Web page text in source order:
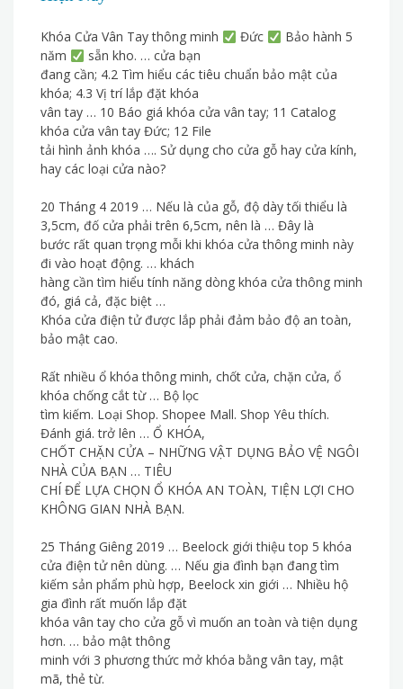
Khóa Cửa Vân Tay thông minh Đức
Bảo hành 5
năm
sẵn kho. … cửa bạn
đang cần; 4.2 Tìm hiểu các tiêu chuẩn bảo mật của
khóa; 4.3 Vị trí lắp đặt khóa
vân tay … 10 Báo giá khóa cửa vân tay; 11 Catalog
khóa cửa vân tay Đức; 12 File
tải hình ảnh khóa …. Sử dụng cho cửa gỗ hay cửa kính,
hay các loại cửa nào?
20 Tháng 4 2019 … Nếu là của gỗ, độ dày tối thiểu là
3,5cm, đố cửa phải trên 6,5cm, nên là … Đây là
bước rất quan trọng mỗi khi khóa cửa thông minh này
đi vào hoạt động. … khách
hàng cần tìm hiểu tính năng dòng khóa cửa thông minh
đó, giá cả, đặc biệt …
Khóa cửa điện tử được lắp phải đảm bảo độ an toàn,
bảo mật cao.
Rất nhiều ổ khóa thông minh, chốt cửa, chặn cửa, ổ
khóa chống cắt từ … Bộ lọc
tìm kiếm. Loại Shop. Shopee Mall. Shop Yêu thích.
Đánh giá. trở lên … Ổ KHÓA,
CHỐT CHẶN CỬA – NHỮNG VẬT DỤNG BẢO VỆ NGÔI
NHÀ CỦA BẠN … TIÊU
CHÍ ĐỂ LỰA CHỌN Ổ KHÓA AN TOÀN, TIỆN LỢI CHO
KHÔNG GIAN NHÀ BẠN.
25 Tháng Giêng 2019 … Beelock giới thiệu top 5 khóa
cửa điện tử nên dùng. … Nếu gia đình bạn đang tìm
kiếm sản phẩm phù hợp, Beelock xin giới … Nhiều hộ
gia đình rất muốn lắp đặt
khóa vân tay cho cửa gỗ vì muốn an toàn và tiện dụng
hơn. … bảo mật thông
minh với 3 phương thức mở khóa bằng vân tay, mật
mã, thẻ từ.